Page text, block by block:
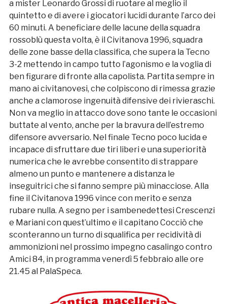
a mister Leonardo Grossi di ruotare al meglio il
quintetto e di avere i giocatori lucidi durante l’arco dei
60 minuti. A beneficiare delle lacune della squadra
rossoblù questa volta, è il Civitanova 1996, squadra
delle zone basse della classifica, che supera la Tecno
3-2 mettendo in campo tutto l’agonismo e la voglia di
ben figurare di fronte alla capolista. Partita sempre in
mano ai civitanovesi, che colpiscono di rimessa grazie
anche a clamorose ingenuità difensive dei rivieraschi.
Non va meglio in attacco dove sono tante le occasioni
buttate al vento, anche per la bravura dell’estremo
difensore avversario. Nel finale Tecno poco lucida e
incapace di sfruttare due tiri liberi e una superiorità
numerica che le avrebbe consentito di strappare
almeno un punto e mantenere a distanza le
inseguitrici che si fanno sempre più minacciose. Alla
fine il Civitanova 1996 vince con merito e senza
rubare nulla. A segno per i sambenedettesi Crescenzi
e Mariani con quest’ultimo e il capitano Cocciò che
sconteranno un turno di squalifica per recidività di
ammonizioni nel prossimo impegno casalingo contro
Amici 84, in programma venerdì 5 febbraio alle ore
21.45 al PalaSpeca.